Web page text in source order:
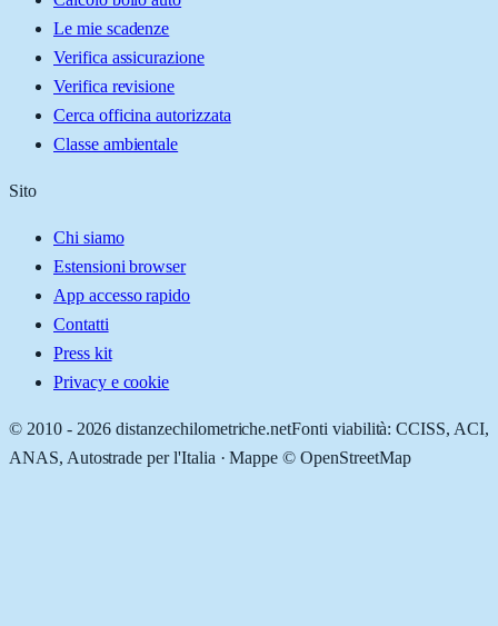
Le mie scadenze
Verifica assicurazione
Verifica revisione
Cerca officina autorizzata
Classe ambientale
Sito
Chi siamo
Estensioni browser
App accesso rapido
Contatti
Press kit
Privacy e cookie
© 2010 - 2026 distanzechilometriche.netFonti viabilità: CCISS, ACI,
ANAS, Autostrade per l'Italia · Mappe © OpenStreetMap